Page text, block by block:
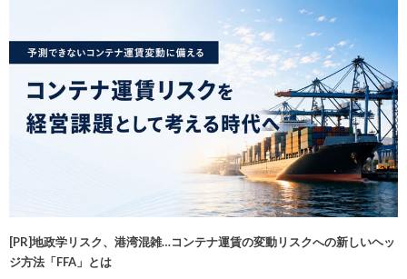
[PR]地政学リスク、港湾混雑…コンテナ運賃の変動リスクへの新しいヘッ
ジ方法「FFA」とは